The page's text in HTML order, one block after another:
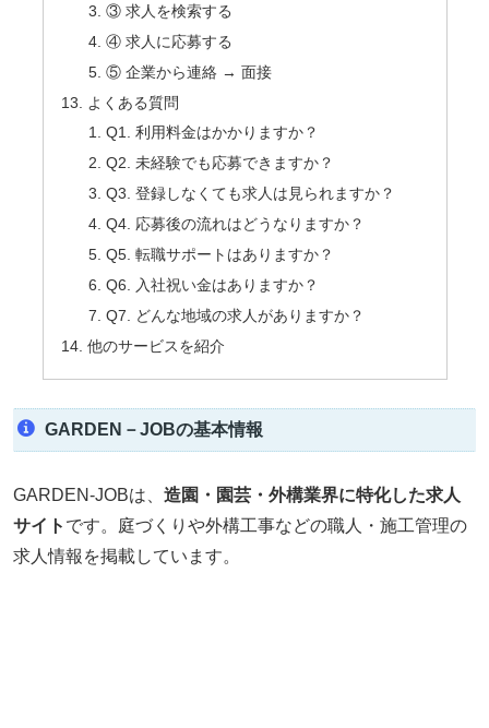
③ 求人を検索する
④ 求人に応募する
⑤ 企業から連絡 → 面接
よくある質問
Q1. 利用料金はかかりますか？
Q2. 未経験でも応募できますか？
Q3. 登録しなくても求人は見られますか？
Q4. 応募後の流れはどうなりますか？
Q5. 転職サポートはありますか？
Q6. 入社祝い金はありますか？
Q7. どんな地域の求人がありますか？
他のサービスを紹介
GARDEN－JOBの基本情報
GARDEN-JOBは、 造園・園芸・外構業界に特化した求人
サイト です。庭づくりや外構工事などの職人・施工管理の
求人情報を掲載しています。